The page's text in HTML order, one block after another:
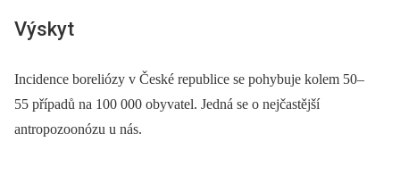
Výskyt
Incidence boreliózy v České republice se pohybuje kolem 50–
55 případů na 100 000 obyvatel. Jedná se o nejčastější
antropozoonózu u nás.